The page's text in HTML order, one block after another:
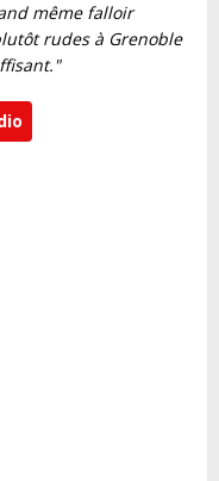
même falloir
rudes à Grenoble